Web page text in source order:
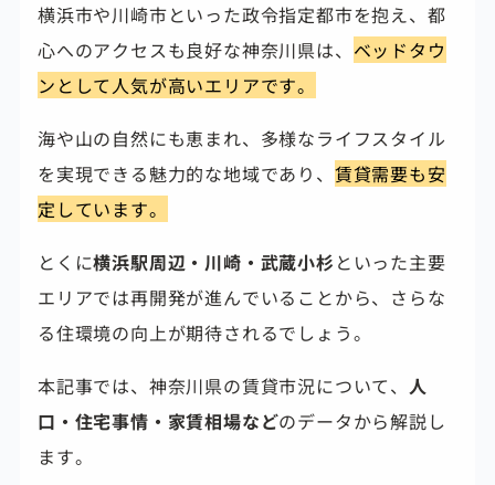
横浜市や川崎市といった政令指定都市を抱え、都
心へのアクセスも良好な神奈川県は、 ベッドタウ
ンとして人気が高いエリアです。
海や山の自然にも恵まれ、多様なライフスタイル
を実現できる魅力的な地域であり、 賃貸需要も安
定しています。
とくに横浜駅周辺・川崎・武蔵小杉 といった主要
エリアでは再開発が進んでいることから、さらな
る住環境の向上が期待されるでしょう。
本記事では、神奈川県の賃貸市況について、 人
口・住宅事情・家賃相場などのデータから解説し
ます。